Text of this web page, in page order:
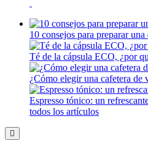
10 consejos para preparar
Té de la cápsula ECO, ¿por
¿Cómo elegir una cafetera de
Espresso tónico: un
todos los artículos